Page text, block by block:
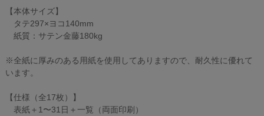
【本体サイズ】
タテ297×ヨコ140mm
紙質：サテン金藤180kg
※全紙に厚みのある用紙を使用してありますので、耐久性に優れて
います。
【仕様（全17枚）】
表紙＋1〜31日＋一覧（両面印刷）